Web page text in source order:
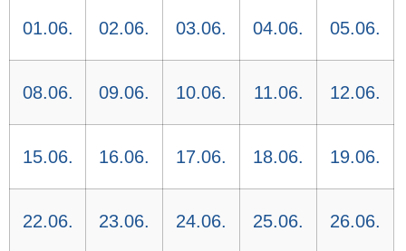
01.06. 02.06. 03.06. 04.06. 05.06.
08.06. 09.06. 10.06. 11.06. 12.06.
15.06. 16.06. 17.06. 18.06. 19.06.
22.06. 23.06. 24.06. 25.06. 26.06.